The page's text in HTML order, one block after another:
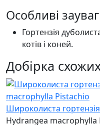
Особливі
Гортензія
котів і коней.
Добірка
Широколиста
Hydrangea macrophylla